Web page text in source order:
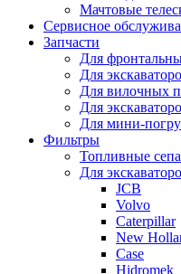
Мачтовые
Сервисное
Запчасти
Для
Для
Для вилочных
Для
Для мини-
Фильтры
Топливные
Для
JCB
Volvo
Caterpillar
New
Case
Hidromek